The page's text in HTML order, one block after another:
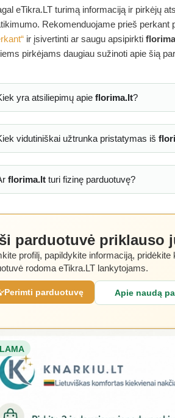
eTikra.LT turimą informaciją ir pirkėjų
Rekomenduojame prieš perkant
ir įsivertinti ar saugu apsipirkti
pirkėjams daugiau sužinoti apie šią
yra atsiliepimų apie florima.lt?
vidutiniškai užtrunka pristatymas iš
florima.ltturi fizinę parduotuvę?
parduotuvė priklauso
profilį, papildykite informaciją,
rodoma eTikra.LT lankytojams.
Perimti parduotuvę Apie naudą